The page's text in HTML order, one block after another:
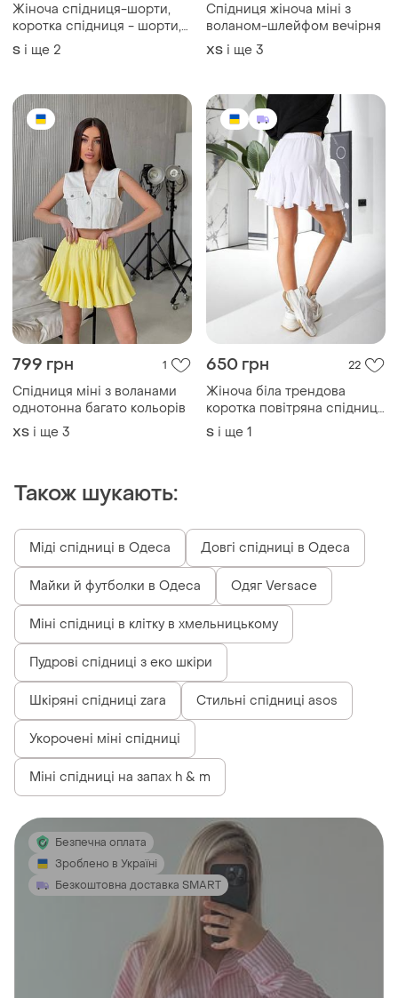
Жіноча спідниця-шорти,
коротка спідниця - шорти,
жіночі шорти-спідниця з
вирізом, чорна спідниця з
шорти, коротка юбка з
шортами
S і ще 2
Спідниця жіноча міні з
воланом-шлейфом вечірня
ХS і ще 3
799 грн 1
Спідниця міні з воланами
однотонна багато кольорів
ХS і ще 3
650 грн 22
Жіноча біла трендова
коротка повітряна спідниця
шорти міні з воланами з
шортиками
S і ще 1
Також шукають:
Міді спідниці в Одеса Довгі спідниці в Одеса
Майки й футболки в Одеса Одяг Versace
Міні спідниці в клітку в хмельницькому
Пудрові спідниці з еко шкіри
Шкіряні спідниці zara Стильні спідниці asos
Укорочені міні спідниці
Міні спідниці на запах h & m
Безпечна оплата
Зроблено в Україні
Безкоштовна доставка SMART